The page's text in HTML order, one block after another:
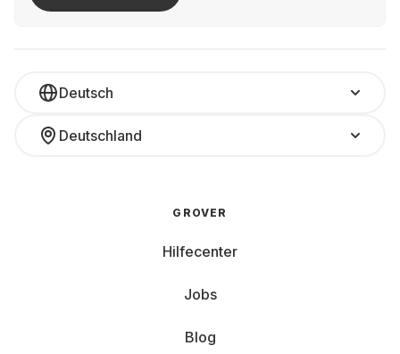
Deutsch
Deutschland
GROVER
Hilfecenter
Jobs
Blog